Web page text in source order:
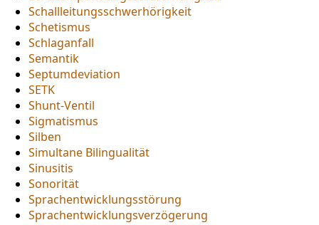
Schallleitungsschwerhörigkeit
Schetismus
Schlaganfall
Semantik
Septumdeviation
SETK
Shunt-Ventil
Sigmatismus
Silben
Simultane Bilingualität
Sinusitis
Sonorität
Sprachentwicklungsstörung
Sprachentwicklungsverzögerung